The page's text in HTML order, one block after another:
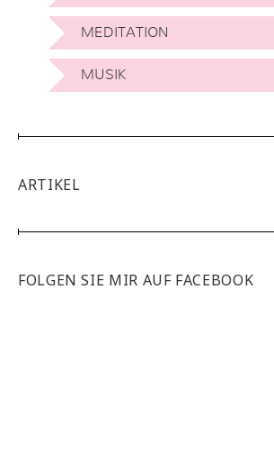
MEDITATION
MUSIK
ARTIKEL
FOLGEN SIE MIR AUF FACEBOOK